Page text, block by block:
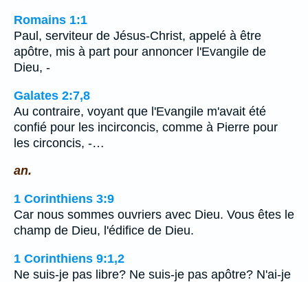
Romains 1:1
Paul, serviteur de Jésus-Christ, appelé à être
apôtre, mis à part pour annoncer l'Evangile de
Dieu, -
Galates 2:7,8
Au contraire, voyant que l'Evangile m'avait été
confié pour les incirconcis, comme à Pierre pour
les circoncis, -…
an.
1 Corinthiens 3:9
Car nous sommes ouvriers avec Dieu. Vous êtes le
champ de Dieu, l'édifice de Dieu.
1 Corinthiens 9:1,2
Ne suis-je pas libre? Ne suis-je pas apôtre? N'ai-je